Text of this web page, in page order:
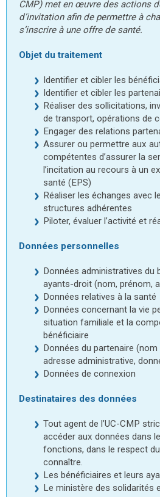
CMP) met en œuvre des actions
d’invitation afin de permettre à
s’inscrire à une offre de santé.
Objet du traitement
Identifier et cibler les
Identifier et cibler les
Réaliser des sollicitations,
de transport, opérations de
Engager des relations
Assurer ou permettre aux
compétentes d’assurer la
l’incitation au recours à un
santé (EPS)
Réaliser les échanges avec
structures adhérentes
Piloter, évaluer l’activité et
Données personnelles
Données administratives du
ayants-droit (nom, prénom,
Données relatives à la santé
Données concernant la vie
situation familiale et la
bénéficiaire
Données du partenaire
adresse administrative,
Données de connexion
Destinataires des données
Tout agent de l’UC-CMP
accéder aux données dans
fonctions, dans le respect
connaître.
Les bénéficiaires et leurs
Le ministère des solidarités